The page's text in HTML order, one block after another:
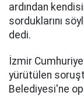
ardından
sorduklarını
dedi.
İzmir
yürütülen
Belediyesi'ne